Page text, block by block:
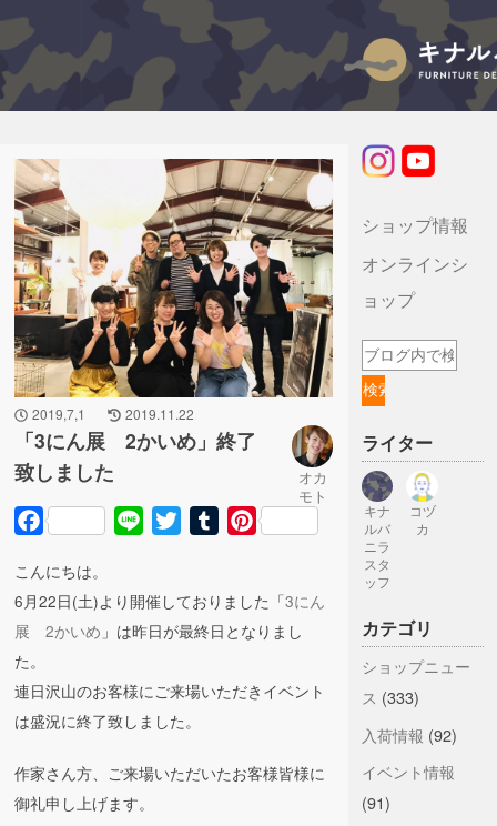
2019,7,1 2019.11.22
「3にん展 2かいめ」終了
致しました
オカ
モト
Facebook Line TwitterTumblrPinterest
こんにちは。
6月22日(土)より開催しておりました「3にん
展 2かいめ 」は昨日が最終日となりまし
た。
連日沢山のお客様にご来場いただきイベント
は盛況に終了致しました。
作家さん方、ご来場いただいたお客様皆様に
御礼申し上げます。
ショップ情報
オンラインシ
ョップ
ライター
キナ
ルバ
ニラ
スタ
ッフ
コヅ
カ
カテゴリ
ショップニュー
ス (333)
入荷情報 (92)
イベント情報
(91)